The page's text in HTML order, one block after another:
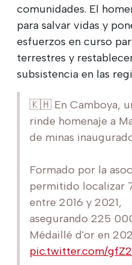
comunidades. El
para salvar vidas y
esfuerzos en curso
terrestres y
subsistencia en las
🇰🇭 En Camboya,
rinde homenaje a
de minas
Formado por la
permitido localizar
entre 2016 y 2021,
asegurando 225
Médaillé d'or en
pic.twitter.com/